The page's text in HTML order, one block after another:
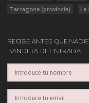
Tarragona (provincia)
La
RECIBE ANTES QUE
BANDEJA DE ENTRADA